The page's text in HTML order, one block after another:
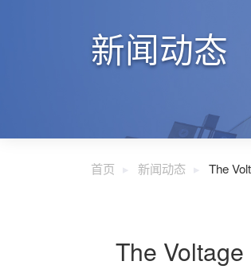
新闻动态
首页 新闻动态 The
The